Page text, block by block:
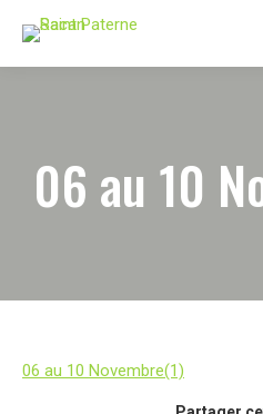
06 au 10
06 au 10 Novembre(1)